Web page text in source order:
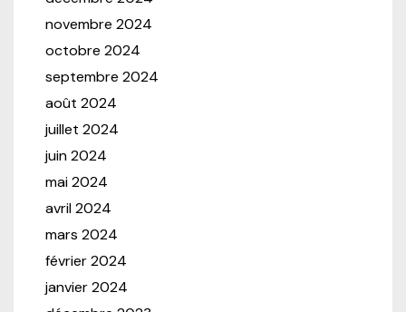
novembre 2024
octobre 2024
septembre 2024
août 2024
juillet 2024
juin 2024
mai 2024
avril 2024
mars 2024
février 2024
janvier 2024